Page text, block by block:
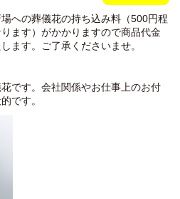
への葬儀花の持ち込み料（500円程
ます）がかかりますので商品代金
ます。ご了承くださいませ。
です。会社関係やお仕事上のお付
です。